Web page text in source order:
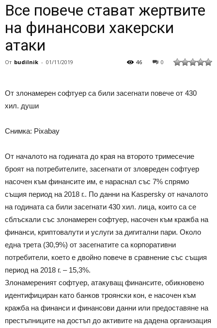
Все повече стават жертвите
на финансови хакерски
атаки
От budilnik - 01/11/2019 0
46
От злонамерен софтуер са били засегнати повече от 430
хил. души
Снимка: Pixabay
От началото на годината до края на второто тримесечие
броят на потребителите, засегнати от зловреден софтуер
насочен към финансите им, е нараснал със 7% спрямо
същия период на 2018 г.. По данни на Kaspersky от началото
на годината са били засегнати 430 хил. лица, които са се
сблъскали със злонамерен софтуер, насочен към кражба на
финанси, криптовалути и услуги за дигитални пари. Около
една трета (30,9%) от засегнатите са корпоративни
потребители, което е двойно повече в сравнение със същия
период на 2018 г. – 15,3%.
Злонамереният софтуер, атакуващ финансите, обикновено
идентифициран като банков троянски кон, е насочен към
кражба на финанси и финансови данни или предоставяне на
престъпниците на достъп до активите на дадена организация